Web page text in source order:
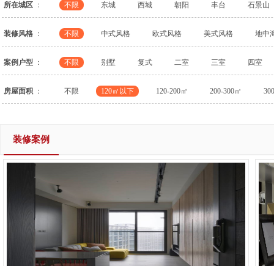
所在城区 ： 不限 东城 西城 朝阳 丰台 石景山
装修风格 ： 不限 中式风格 欧式风格 美式风格 地中
案例户型 ： 不限 别墅 复式 二室 三室 四室
房屋面积 ： 不限 120㎡以下 120-200㎡ 200-300㎡
装修案例